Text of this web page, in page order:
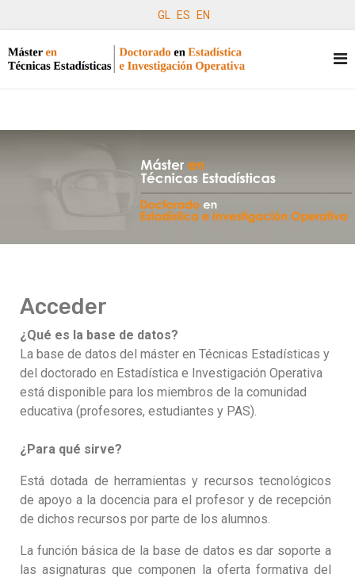
GL ES EN
Acceder
¿Qué es la base de datos?
La base de datos del máster en Técnicas Estadísticas y
del doctorado en Estadística e Investigación Operativa
está disponible para los miembros de la comunidad
educativa (profesores, estudiantes y PAS).
¿Para qué sirve?
Está dotada de herramientas y recursos tecnológicos
de apoyo a la docencia para el profesor y de recepción
de dichos recursos por parte de los alumnos.
La función básica de la base de datos es dar soporte a
las asignaturas que componen la oferta formativa del